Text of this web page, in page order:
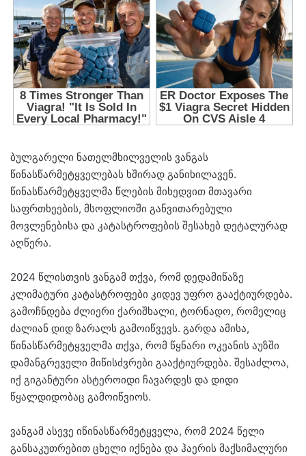
ბულგარელი ნათელმხილველის ვანგას
წინასწარმეტყველებას ხშირად განიხილავენ.
წინასწარმეტყველმა წლების მიხედვით მთავარი
საფრთხეების, მსოფლიოში განვითარებული
მოვლენებისა და კატასტროფების შესახებ დეტალურად
აღწერა.
2024 წლისთვის ვანგამ თქვა, რომ დედამიწაზე
კლიმატური კატასტროფები კიდევ უფრო გააქტიურდება.
გამოჩნდება ძლიერი ქარიშხალი, ტორნადო, რომელიც
ძალიან დიდ ზარალს გამოიწვევს. გარდა ამისა,
წინასწარმეტყველმა თქვა, რომ წყნარი ოკეანის აუზში
დამანგრეველი მიწისძვრები გააქტიურდება. შესაძლოა,
იქ გიგანტური ასტეროიდი ჩავარდეს და დიდი
წყალდიდობაც გამოიწვიოს.
ვანგამ ასევე იწინასწარმეტყველა, რომ 2024 წელი
განსაკუთრებით ცხელი იქნება და ჰაერის მაქსიმალური